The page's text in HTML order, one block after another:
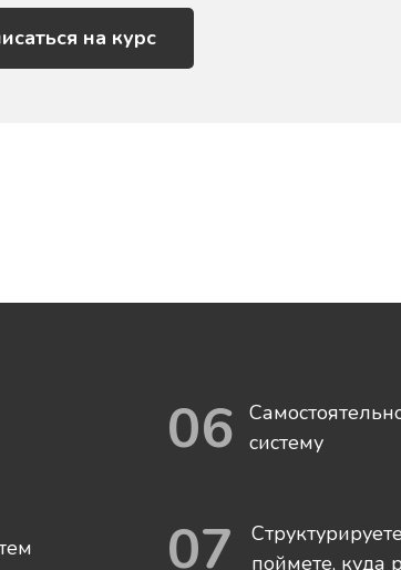
на курс
систему
поймете, куда
06
07